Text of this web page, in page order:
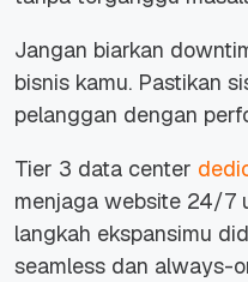
Jangan biarkan
bisnis kamu. Pastikan
pelanggan dengan
Tier 3 data center
menjaga website 24/7
langkah ekspansimu
seamless dan always-